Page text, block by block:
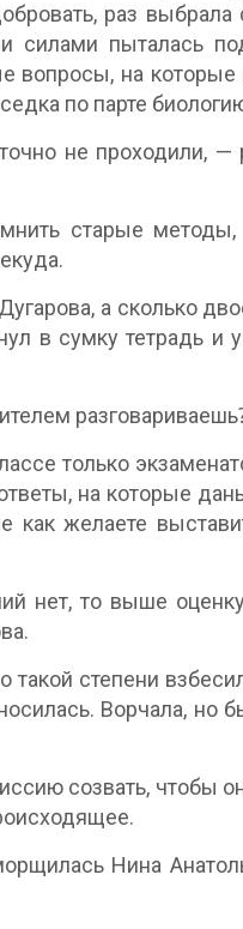
раз
силами пыталась
вопросы, на
по парте
не проходили, —
старые
а сколько
в сумку тетрадь
только
на которые
как желаете
нет, то выше
такой степени
Ворчала, но
созвать, чтобы
Нина